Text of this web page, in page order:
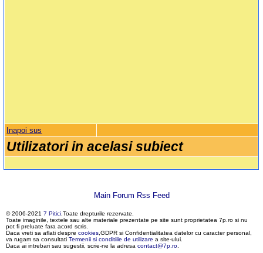
Inapoi sus
Utilizatori in acelasi subiect
Main Forum Rss Feed
© 2006-2021 7 Pitici.Toate drepturile rezervate.
Toate imaginile, textele sau alte materiale prezentate pe site sunt proprietatea 7p.ro si nu
pot fi preluate fara acord scris.
Daca vreti sa aflati despre cookies,GDPR si Confidentialitatea datelor cu caracter personal,
va rugam sa consultati Termenii si conditiile de utilizare a site-ului.
Daca ai intrebari sau sugestii, scrie-ne la adresa contact@7p.ro.